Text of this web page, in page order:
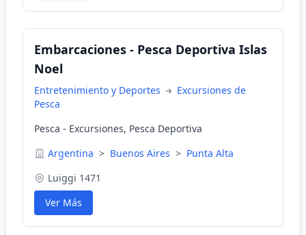
Embarcaciones - Pesca Deportiva Islas
Noel
Entretenimiento y Deportes
Excursiones de
Pesca
Pesca - Excursiones, Pesca Deportiva
Argentina > Buenos Aires > Punta Alta
Luiggi 1471
Ver Más